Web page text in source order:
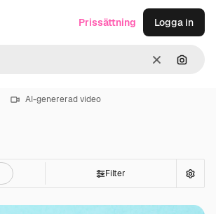
RensaSök
Prissättning Logga in
AI-genererad video
Filter